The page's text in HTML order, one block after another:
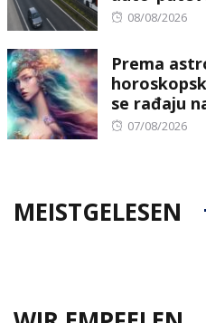
Posted
08/08/2026
Prema
se rađaju
Posted
07/08/2026
MEISTGELESEN